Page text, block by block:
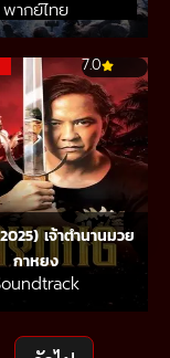
พากย์ไทย
7.0
เจ้าตำนานมวย
กาหยง